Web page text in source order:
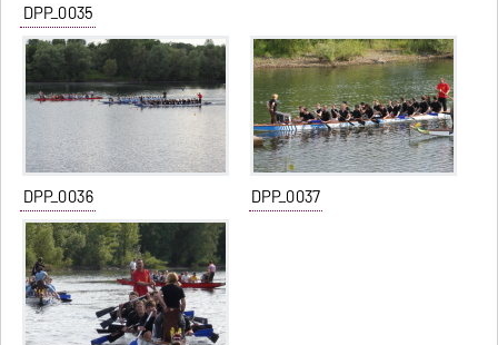
DPP_0035
DPP_0036 DPP_0037